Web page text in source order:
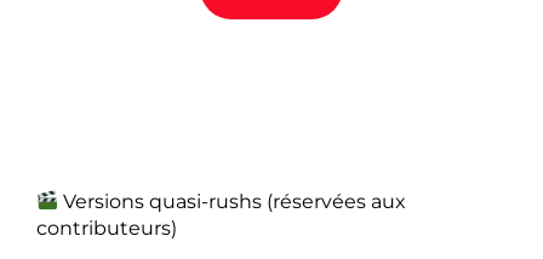
Versions quasi-rushs (réservées aux
contributeurs)